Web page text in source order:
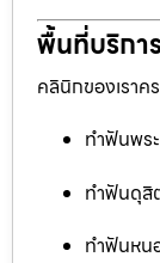
พื้นที่บริกา
คลินิกของเรา
ทำฟันพร
ทำฟันดุสิ
ทำฟันหน